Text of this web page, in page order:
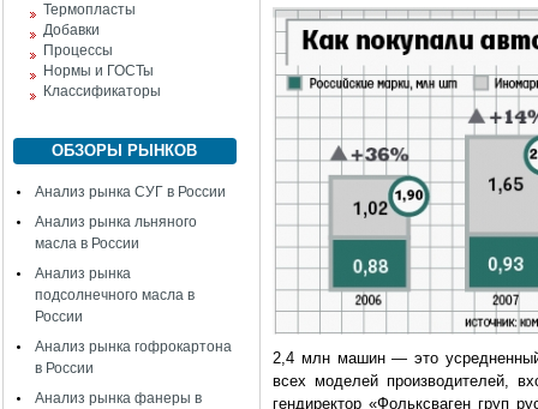
Термопласты
Добавки
Процессы
Нормы и ГОСТы
Классификаторы
ОБЗОРЫ РЫНКОВ
Анализ рынка СУГ в России
Анализ рынка льняного
масла в России
Анализ рынка
подсолнечного масла в
России
Анализ рынка гофрокартона
в России
Анализ рынка фанеры в
2,4 млн машин — это усредненный
всех моделей производителей,
гендиректор «Фольксваген груп